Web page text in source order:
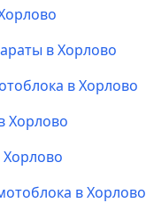
в Хорлово
в Хорлово
Хорлово
в Хорлово